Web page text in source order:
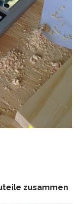
zusammen